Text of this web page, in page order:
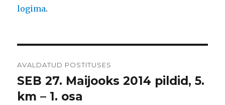
logima.
AVALDATUD POSTITUSES
SEB 27. Maijooks 2014 pildid, 5.
km – 1. osa